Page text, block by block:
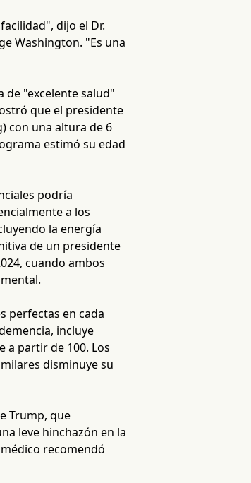
dijo el Dr.
Washington. "Es una
de "excelente salud"
que el presidente
con una altura de 6
estimó su edad
podría
a los
la energía
de un presidente
cuando ambos
perfectas en cada
incluye
a partir de 100. Los
disminuye su
Trump, que
leve hinchazón en la
recomendó